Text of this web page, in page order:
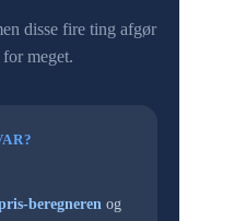
disse fire ting afgør
meget.
beregneren og